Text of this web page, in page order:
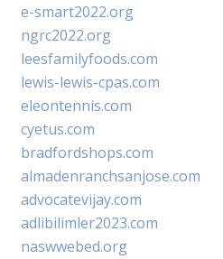
e-smart2022.org
ngrc2022.org
leesfamilyfoods.com
lewis-lewis-cpas.com
eleontennis.com
cyetus.com
bradfordshops.com
almadenranchsanjose.com
advocatevijay.com
adlibilimler2023.com
naswwebed.org